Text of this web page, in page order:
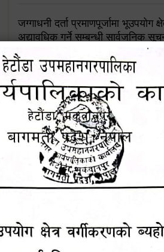
जग्गाधनी दर्ता प्रमाणपूर्जामा भूउपयोग
अद्यावधिक गर्ने सम्बन्धी सार्वजनिक
आशय पत्र दर्ता सम्बन्धी सूचना
शिक्षक सरुवा सहमतिका लागि
हेटौंडा उपमहानगरपालिकाको सूची दर्ता
चुरियामाई सुरुङको संरक्षण तथा
पोषाक र परिचयपत्र अनिवार्य लगाउने